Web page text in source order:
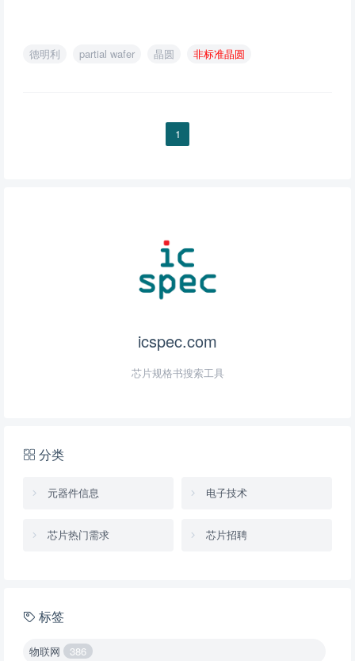
德明利 partial wafer 晶圆 非标准晶圆
1
icspec.com
芯片规格书搜索工具
分类
元器件信息 电子技术
芯片热门需求 芯片招聘
标签
物联网 386